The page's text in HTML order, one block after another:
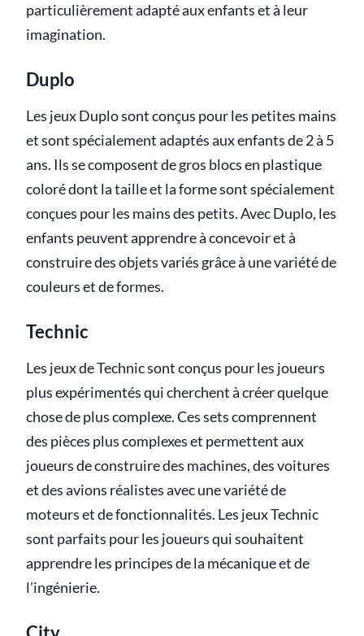
particulièrement adapté aux enfants et à leur
imagination.
Duplo
Les jeux Duplo sont conçus pour les petites mains
et sont spécialement adaptés aux enfants de 2 à 5
ans. Ils se composent de gros blocs en plastique
coloré dont la taille et la forme sont spécialement
conçues pour les mains des petits. Avec Duplo, les
enfants peuvent apprendre à concevoir et à
construire des objets variés grâce à une variété de
couleurs et de formes.
Technic
Les jeux de Technic sont conçus pour les joueurs
plus expérimentés qui cherchent à créer quelque
chose de plus complexe. Ces sets comprennent
des pièces plus complexes et permettent aux
joueurs de construire des machines, des voitures
et des avions réalistes avec une variété de
moteurs et de fonctionnalités. Les jeux Technic
sont parfaits pour les joueurs qui souhaitent
apprendre les principes de la mécanique et de
l’ingénierie.